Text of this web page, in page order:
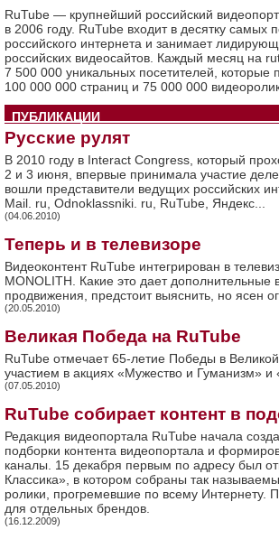
RuTube — крупнейший российский
в 2006 году. RuTube входит в десятку самых
российского интернета и занимает
российских видеосайтов. Каждый месяц на
7 500 000 уникальных посетителей, которые
100 000 000 страниц и 75 000 000
ПУБЛИКАЦИИ
Русские рулят
В 2010 году в Interact Congress, который
2 и 3 июня, впервые принимала участие
вошли представители ведущих российских
Mail. ru, Odnoklassniki. ru, RuTube, Яндекс...
(04.06.2010)
Теперь и в телевизоре
Видеоконтент RuTube интегрирован в
MONOLITH. Какие это дает дополнительные
продвижения, предстоит выяснить, но ясен
(20.05.2010)
Великая Победа на RuTube
RuTube отмечает 65-летие Победы в
участием в акциях «Мужество и Гуманизм»
(07.05.2010)
RuTube собирает контент в
Редакция видеопортала RuTube начала
подборки контента видеопортала и
каналы. 15 декабря первым по адресу был
Классика», в котором собраны так
ролики, прогремевшие по всему Интернету.
для отдельных брендов.
(16.12.2009)